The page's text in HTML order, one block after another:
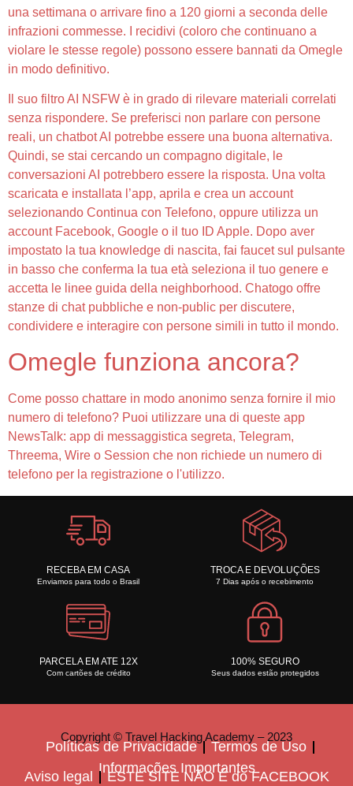
una settimana o arrivare fino a 120 giorni a seconda delle
infrazioni commesse. I recidivi (coloro che continuano a
violare le stesse regole) possono essere bannati da Omegle
in modo definitivo.
Il suo filtro AI NSFW è in grado di rilevare materiali correlati
senza rispondere. Se preferisci non parlare con persone
reali, un chatbot AI potrebbe essere una buona alternativa.
Quindi, se stai cercando un compagno digitale, le
conversazioni AI potrebbero essere la risposta. Una volta
scaricata e installata l’app, aprila e crea un account
selezionando Continua con Telefono, oppure utilizza un
account Facebook, Google o il tuo ID Apple. Dopo aver
impostato la tua knowledge di nascita, fai faucet sul pulsante
in basso che conferma la tua età seleziona il tuo genere e
accetta le linee guida della neighborhood. Chatogo offre
stanze di chat pubbliche e non-public per discutere,
condividere e interagire con persone simili in tutto il mondo.
Omegle funziona ancora?
Come posso chattare in modo anonimo senza fornire il mio
numero di telefono? Puoi utilizzare una di queste app
NewsTalk: app di messaggistica segreta, Telegram,
Threema, Wire o Session che non richiede un numero di
telefono per la registrazione o l'utilizzo.
RECEBA EM CASA
Enviamos para todo o Brasil
TROCA E DEVOLUÇÕES
7 Dias após o recebimento
PARCELA EM ATE 12X
Com cartões de crédito
100% SEGURO
Seus dados estão protegidos
Copyright © Travel Hacking Academy – 2023
Políticas de Privacidade
Termos de Uso
Informações Importantes
Aviso legal ESTE SITE NÃO É do FACEBOOK